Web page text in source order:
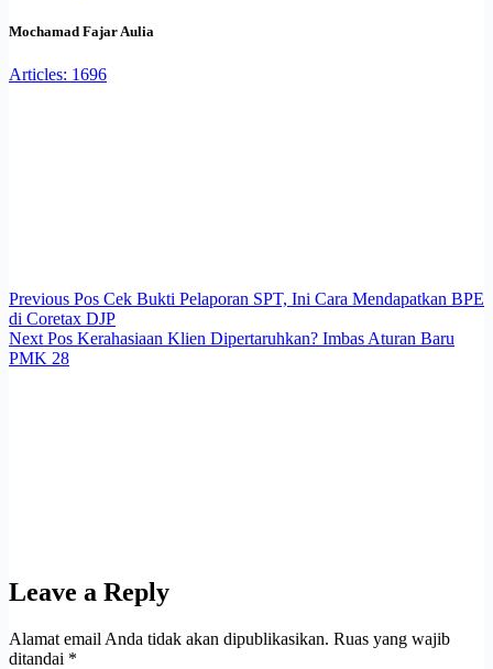
Mochamad Fajar Aulia
Articles: 1696
Previous Pos Cek Bukti Pelaporan SPT, Ini Cara Mendapatkan BPE
di Coretax DJP
Next Pos Kerahasiaan Klien Dipertaruhkan? Imbas Aturan Baru
PMK 28
Leave a Reply
Alamat email Anda tidak akan dipublikasikan. Ruas yang wajib
ditandai *